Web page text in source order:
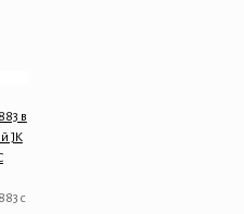
в
JK
с